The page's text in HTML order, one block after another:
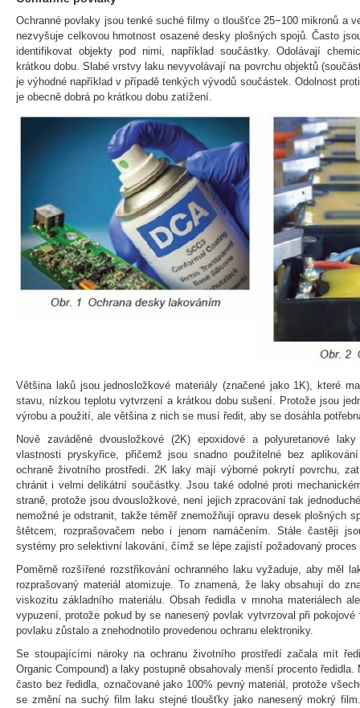
Ochranné povlaky jsou tenké suché filmy o tloušťce 25−100 mikronů a
nezvyšuje celkovou hmotnost osazené desky plošných spojů. Často
identifikovat objekty pod nimi, například součástky. Odolávají
krátkou dobu. Slabé vrstvy laku nevyvolávají na povrchu objektů
je výhodné například v případě tenkých vývodů součástek. Odolnost
je obecně dobrá po krátkou dobu zatížení.
Většina laků jsou jednosložkové materiály (značené jako 1K), které
stavu, nízkou teplotu vytvrzení a krátkou dobu sušení. Protože jsou
výrobu a použití, ale většina z nich se musí ředit, aby se dosáhla
Nově zaváděné dvousložkové (2K) epoxidové a polyuretanové
vlastnosti pryskyřice, přičemž jsou snadno použitelné bez
ochraně životního prostředí. 2K laky mají výborné pokrytí povrchu,
chránit i velmi delikátní součástky. Jsou také odolné proti
straně, protože jsou dvousložkové, není jejich zpracování tak
nemožné je odstranit, takže téměř znemožňují opravu desek plošných
štětcem, rozprašovačem nebo i jenom namáčením. Stále častěji
systémy pro selektivní lakování, čímž se lépe zajistí požadovaný proces
Poměrně rozšířené rozstřikování ochranného laku vyžaduje, aby měl
rozprašovaný materiál atomizuje. To znamená, že laky obsahují do
viskozitu základního materiálu. Obsah ředidla v mnoha materiálech
vypuzení, protože pokud by se nanesený povlak vytvrzoval při pokojové
povlaku zůstalo a znehodnotilo provedenou ochranu elektroniky.
Se stoupajícími nároky na ochranu životního prostředí začala mít
Organic Compound) a laky postupně obsahovaly menší procento
často bez ředidla, označované jako 100% pevný materiál, protože
se změní na suchý film laku stejné tloušťky jako nanesený mokrý